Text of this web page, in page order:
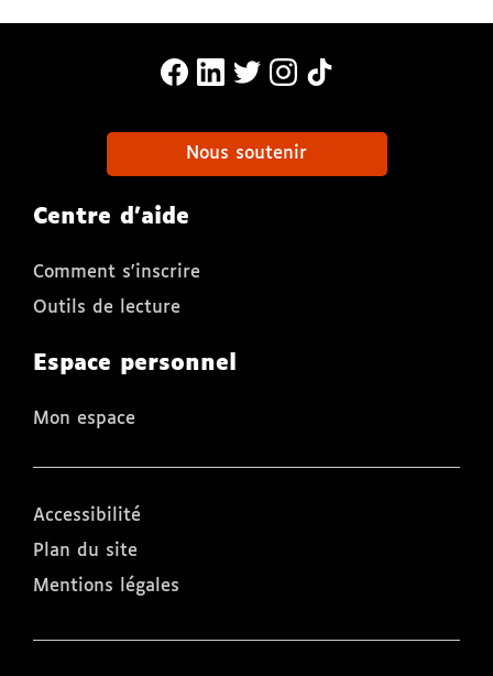
MonaLira Sur Facebook (nouvelle
MonaLira Sur Linkedin
MonaLira Sur Twitter
MonaLira Sur
Nous soutenir
Centre d'aide
Comment s'inscrire
Outils de lecture
Espace personnel
Mon espace
Accessibilité
Plan du site
Mentions légales